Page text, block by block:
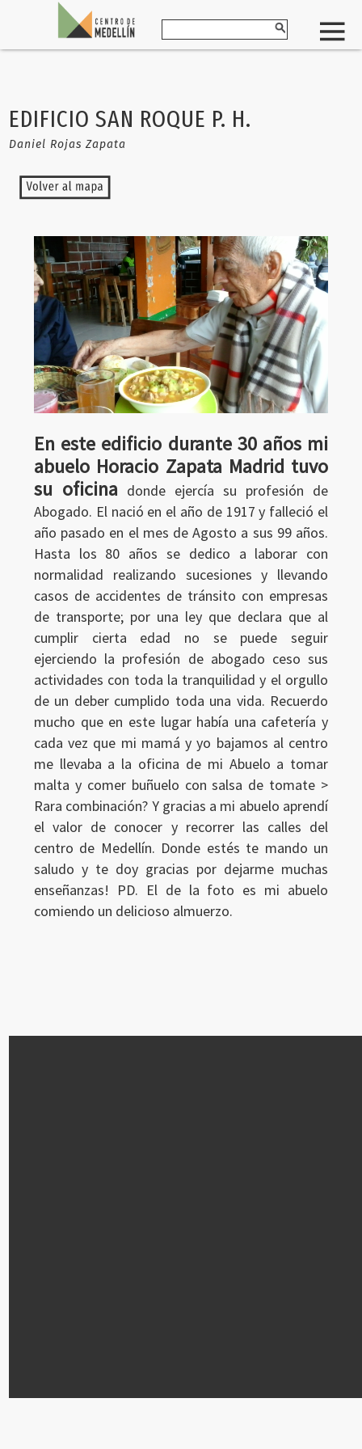
EDIFICIO SAN ROQUE P. H.
Daniel Rojas Zapata
En este edificio durante 30 años mi
abuelo Horacio Zapata Madrid tuvo
su oficina donde ejercía su profesión de
Abogado. El nació en el año de 1917 y falleció el
año pasado en el mes de Agosto a sus 99 años.
Hasta los 80 años se dedico a laborar con
normalidad realizando sucesiones y llevando
casos de accidentes de tránsito con empresas
de transporte; por una ley que declara que al
cumplir cierta edad no se puede seguir
ejerciendo la profesión de abogado ceso sus
actividades con toda la tranquilidad y el orgullo
de un deber cumplido toda una vida. Recuerdo
mucho que en este lugar había una cafetería y
cada vez que mi mamá y yo bajamos al centro
me llevaba a la oficina de mi Abuelo a tomar
malta y comer buñuelo con salsa de tomate >
Rara combinación? Y gracias a mi abuelo aprendí
el valor de conocer y recorrer las calles del
centro de Medellín. Donde estés te mando un
saludo y te doy gracias por dejarme muchas
enseñanzas! PD. El de la foto es mi abuelo
comiendo un delicioso almuerzo.
Ingresar